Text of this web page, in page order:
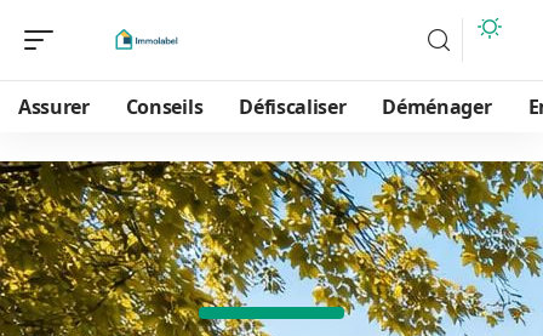
Assurer Conseils Défiscaliser Déménager